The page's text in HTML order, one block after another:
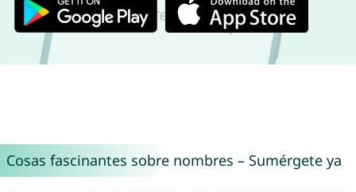
Cosas fascinantes sobre nombres – Sumérgete ya